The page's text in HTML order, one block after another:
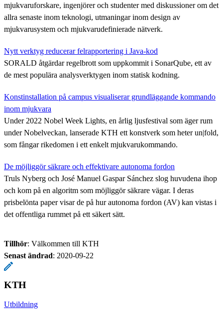
mjukvaruforskare, ingenjörer och studenter med diskussioner om det
allra senaste inom teknologi, utmaningar inom design av
mjukvarusystem och mjukvarudefinierade nätverk.
Nytt verktyg reducerar felrapportering i Java-kod
SORALD åtgärdar regelbrott som uppkommit i SonarQube, ett av
de mest populära analysverktygen inom statisk kodning.
Konstinstallation på campus visualiserar grundläggande kommando
inom mjukvara
Under 2022 Nobel Week Lights, en årlig ljusfestival som äger rum
under Nobelveckan, lanserade KTH ett konstverk som heter un|fold,
som fångar rikedomen i ett enkelt mjukvarukommando.
De möjliggör säkrare och effektivare autonoma fordon
Truls Nyberg och José Manuel Gaspar Sánchez slog huvudena ihop
och kom på en algoritm som möjliggör säkrare vägar. I deras
prisbelönta paper visar de på hur autonoma fordon (AV) kan vistas i
det offentliga rummet på ett säkert sätt.
Tillhör: Välkommen till KTH
Senast ändrad: 2020-09-22
KTH
Utbildning